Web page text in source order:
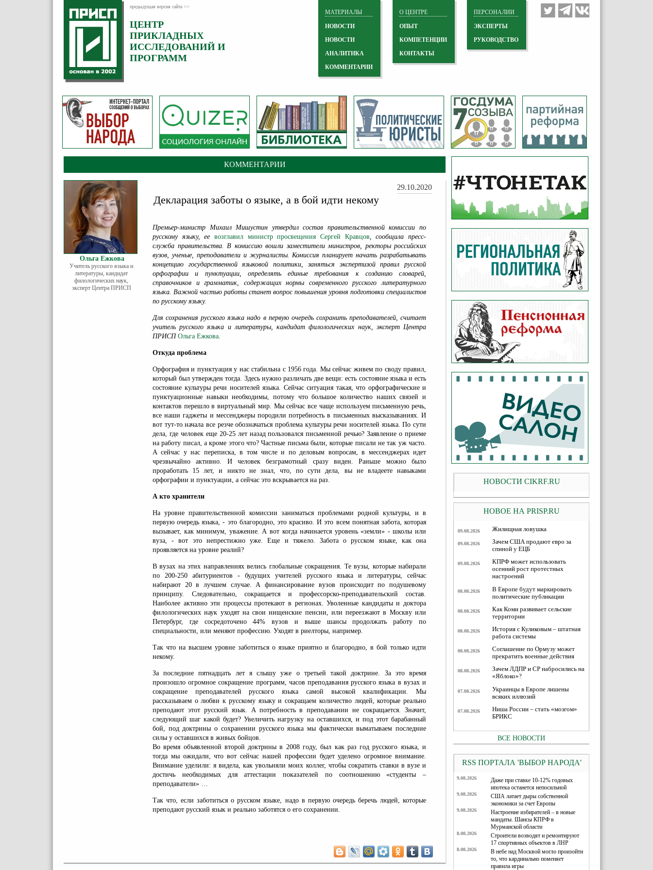
предыдущая версия сайта >>
ЦЕНТР
ПРИКЛАДНЫХ
ИССЛЕДОВАНИЙ И
ПРОГРАММ
ПЕРСОНАЛИИ
ЭКСПЕРТЫ
РУКОВОДСТВО
О ЦЕНТРЕ
ОПЫТ
КОМПЕТЕНЦИИ
КОНТАКТЫ
МАТЕРИАЛЫ
НОВОСТИ
НОВОСТИ
АНАЛИТИКА
КОММЕНТАРИИ
КОММЕНТАРИИ
Ольга Ежкова
Учитель русского языка и
литературы, кандидат
филологических наук,
эксперт Центра ПРИСП
29.10.2020
Декларация заботы о языке, а в бой идти некому
Премьер-министр Михаил Мишустин утвердил состав правительственной комиссии по
русскому языку, ее возглавил министр просвещения Сергей Кравцов, сообщила пресс-
служба правительства. В комиссию вошли заместители министров, ректоры российских
вузов, ученые, преподаватели и журналисты. Комиссия планирует начать разрабатывать
концепцию государственной языковой политики, заняться экспертизой правил русской
орфографии и пунктуации, определять единые требования к созданию словарей,
справочников и грамматик, содержащих нормы современного русского литературного
языка. Важной частью работы станет вопрос повышения уровня подготовки специалистов
по русскому языку.
Для сохранения русского языка надо в первую очередь сохранить преподавателей, считает
учитель русского языка и литературы, кандидат филологических наук, эксперт Центра
ПРИСП Ольга Ежкова.
Откуда проблема
Орфография и пунктуация у нас стабильна с 1956 года. Мы сейчас живем по своду правил,
который был утвержден тогда. Здесь нужно различать две вещи: есть состояние языка и есть
состояние культуры речи носителей языка. Сейчас ситуация такая, что орфографические и
пунктуационные навыки необходимы, потому что большое количество наших связей и
контактов перешло в виртуальный мир. Мы сейчас все чаще используем письменную речь,
все наши гаджеты и мессенджеры породили потребность в письменных высказываниях. И
вот тут-то начала все резче обозначаться проблема культуры речи носителей языка. По сути
дела, где человек еще 20-25 лет назад пользовался письменной речью? Заявление о приеме
на работу писал, а кроме этого что? Частные письма были, которые писали не так уж часто.
А сейчас у нас переписка, в том числе и по деловым вопросам, в мессенджерах идет
чрезвычайно активно. И человек безграмотный сразу виден. Раньше можно было
проработать 15 лет, и никто не знал, что, по сути дела, вы не владеете навыками
орфографии и пунктуации, а сейчас это вскрывается на раз.
А кто хранители
На уровне правительственной комиссии заниматься проблемами родной культуры, и в
первую очередь языка, - это благородно, это красиво. И это всем понятная забота, которая
вызывает, как минимум, уважение. А вот когда начинается уровень «земли» - школы или
вуза, - вот это непрестижно уже. Еще и тяжело. Забота о русском языке, как она
проявляется на уровне реалий?
В вузах на этих направлениях велись глобальные сокращения. Те вузы, которые набирали
по 200-250 абитуриентов - будущих учителей русского языка и литературы, сейчас
набирают 20 в лучшем случае. А финансирование вузов происходит по подушевому
принципу. Следовательно, сокращается и профессорско-преподавательский состав.
Наиболее активно эти процессы протекают в регионах. Уволенные кандидаты и доктора
филологических наук уходят на свои нищенские пенсии, или переезжают в Москву или
Петербург, где сосредоточено 44% вузов и выше шансы продолжать работу по
специальности, или меняют профессию. Уходят в риелторы, например.
Так что на высшем уровне заботиться о языке приятно и благородно, в бой только идти
некому.
За последние пятнадцать лет я слышу уже о третьей такой доктрине. За это время
произошло огромное сокращение программ, часов преподавания русского языка в вузах и
сокращение преподавателей русского языка самой высокой квалификации. Мы
рассказываем о любви к русскому языку и сокращаем количество людей, которые реально
преподают этот русский язык. А потребность в преподавании не сокращается. Значит,
следующий шаг какой будет? Увеличить нагрузку на оставшихся, и под этот барабанный
бой, под доктрины о сохранении русского языка мы фактически выматываем последние
силы у оставшихся в живых бойцов.
Во время объявленной второй доктрины в 2008 году, был как раз год русского языка, и
тогда мы ожидали, что вот сейчас нашей профессии будет уделено огромное внимание.
Внимание уделили: я видела, как увольняли моих коллег, чтобы сократить ставки в вузе и
достичь необходимых для аттестации показателей по соотношению «студенты –
преподаватели» …
Так что, если заботиться о русском языке, надо в первую очередь беречь людей, которые
преподают русский язык и реально заботятся о его сохранении.
НОВОСТИ CIKRF.RU
НОВОЕ НА PRISP.RU
09.08.2026 Жилищная ловушка
09.08.2026
Зачем США продают евро за
спиной у ЕЦБ
09.08.2026
КПРФ может использовать
осенний рост протестных
настроений
08.08.2026
В Европе будут маркировать
политические публикации
08.08.2026
Как Коми развивает сельские
территории
08.08.2026
История с Куликовым – штатная
работа системы
08.08.2026
Соглашение по Ормузу может
прекратить военные действия
08.08.2026
Зачем ЛДПР и СР набросились на
«Яблоко»?
07.08.2026
Украинцы в Европе лишены
всяких иллюзий
07.08.2026
Ниша России – стать «мозгом»
БРИКС
ВСЕ НОВОСТИ
RSS ПОРТАЛА 'ВЫБОР НАРОДА'
9.08.2026
Даже при ставке 10-12% годовых
ипотека останется непосильной
9.08.2026
США латает дыры собственной
экономики за счет Европы
9.08.2026
Настроение избирателей – в новые
мандаты. Шансы КПРФ в
Мурманской области
8.08.2026
Строители возводят и ремонтируют
17 спортивных объектов в ЛНР
8.08.2026
В небе над Москвой могло произойти
то, что кардинально поменяет
правила игры